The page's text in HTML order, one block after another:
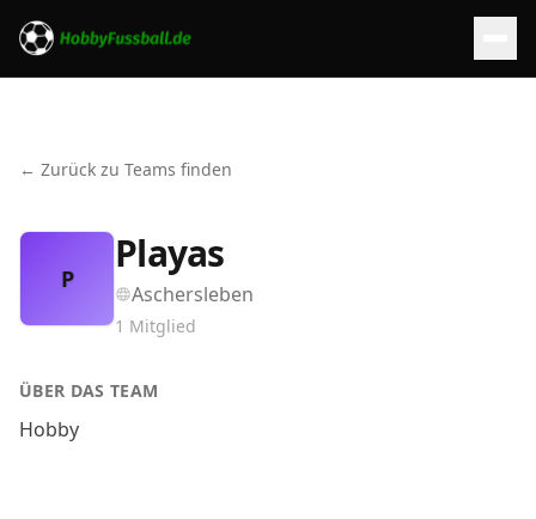
← Zurück zu Teams finden
P
Playas
Aschersleben
1 Mitglied
ÜBER DAS TEAM
Hobby